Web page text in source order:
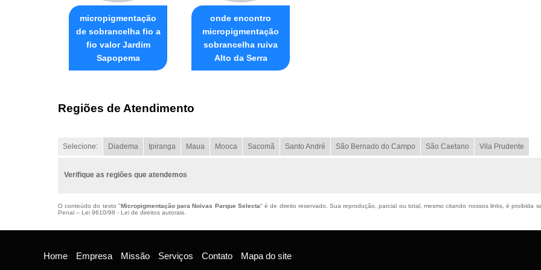
micropigmentação
de sobrancelha fio a
fio valor Jardim
Sapopema
onde encontro
micropigmentação
sobrancelha ruiva
Alto da Serra
Regiões de Atendimento
Selecione: Diadema Ipiranga Maua Mooca Sacomã Santo André São Bernado do Campo São Caetano Vila Prudente
Verifique as regiões que atendemos
O conteúdo do texto "Micropigmentação para Noivas Parque Selecta" é de direito reservado. Sua reprodução, parcial ou total, mesmo citando nossos links, é proibida
Penal – Lei 9610/98 - Lei de direitos autorais
Home Empresa Missão Serviços Contato Mapa do site